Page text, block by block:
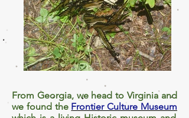
From Georgia, we head to Virginia and
we found the Frontier Culture Museum